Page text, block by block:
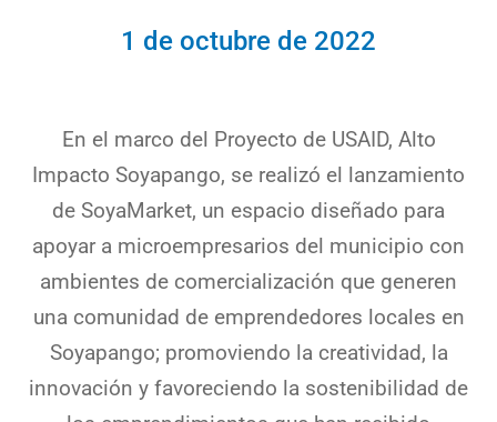
1 de octubre de 2022
En el marco del Proyecto de USAID, Alto
Impacto Soyapango, se realizó el lanzamiento
de SoyaMarket, un espacio diseñado para
apoyar a microempresarios del municipio con
ambientes de comercialización que generen
una comunidad de emprendedores locales en
Soyapango; promoviendo la creatividad, la
innovación y favoreciendo la sostenibilidad de